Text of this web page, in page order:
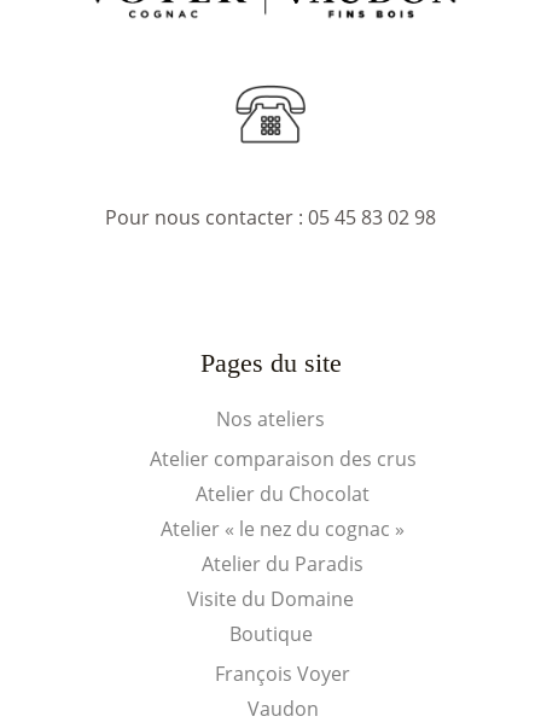
Pour nous contacter : 05 45 83 02 98
Pages du site
Nos ateliers
Atelier comparaison des crus
Atelier du Chocolat
Atelier « le nez du cognac »
Atelier du Paradis
Visite du Domaine
Boutique
François Voyer
Vaudon